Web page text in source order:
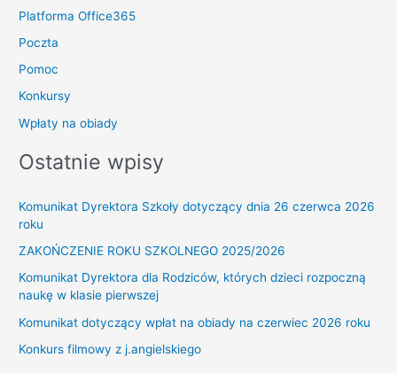
Platforma Office365
Poczta
Pomoc
Konkursy
Wpłaty na obiady
Ostatnie wpisy
Komunikat Dyrektora Szkoły dotyczący dnia 26 czerwca 2026
roku
ZAKOŃCZENIE ROKU SZKOLNEGO 2025/2026
Komunikat Dyrektora dla Rodziców, których dzieci rozpoczną
naukę w klasie pierwszej
Komunikat dotyczący wpłat na obiady na czerwiec 2026 roku
Konkurs filmowy z j.angielskiego